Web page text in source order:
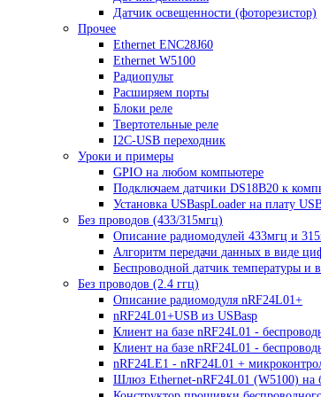
Датчик освещенности (фоторезистор)
Прочее
Ethernet ENC28J60
Ethernet W5100
Радиопульт
Расширяем порты
Блоки реле
Твертотельные реле
I2C-USB переходник
Уроки и примеры
GPIO на любом компьютере
Подключаем датчики DS18B20 к
Установка USBaspLoader на плату
Без проводов (433/315мгц)
Описание радиомодулей 433мгц и
Алгоритм передачи данных в виде
Беспроводной датчик температуры и
Без проводов (2.4 ггц)
Описание радиомодуля nRF24L01+
nRF24L01+USB из USBasp
Клиент на базе nRF24L01 -
Клиент на базе nRF24L01 -
nRF24LE1 - nRF24L01 +
Шлюз Ethernet-nRF24L01 (W5100) на